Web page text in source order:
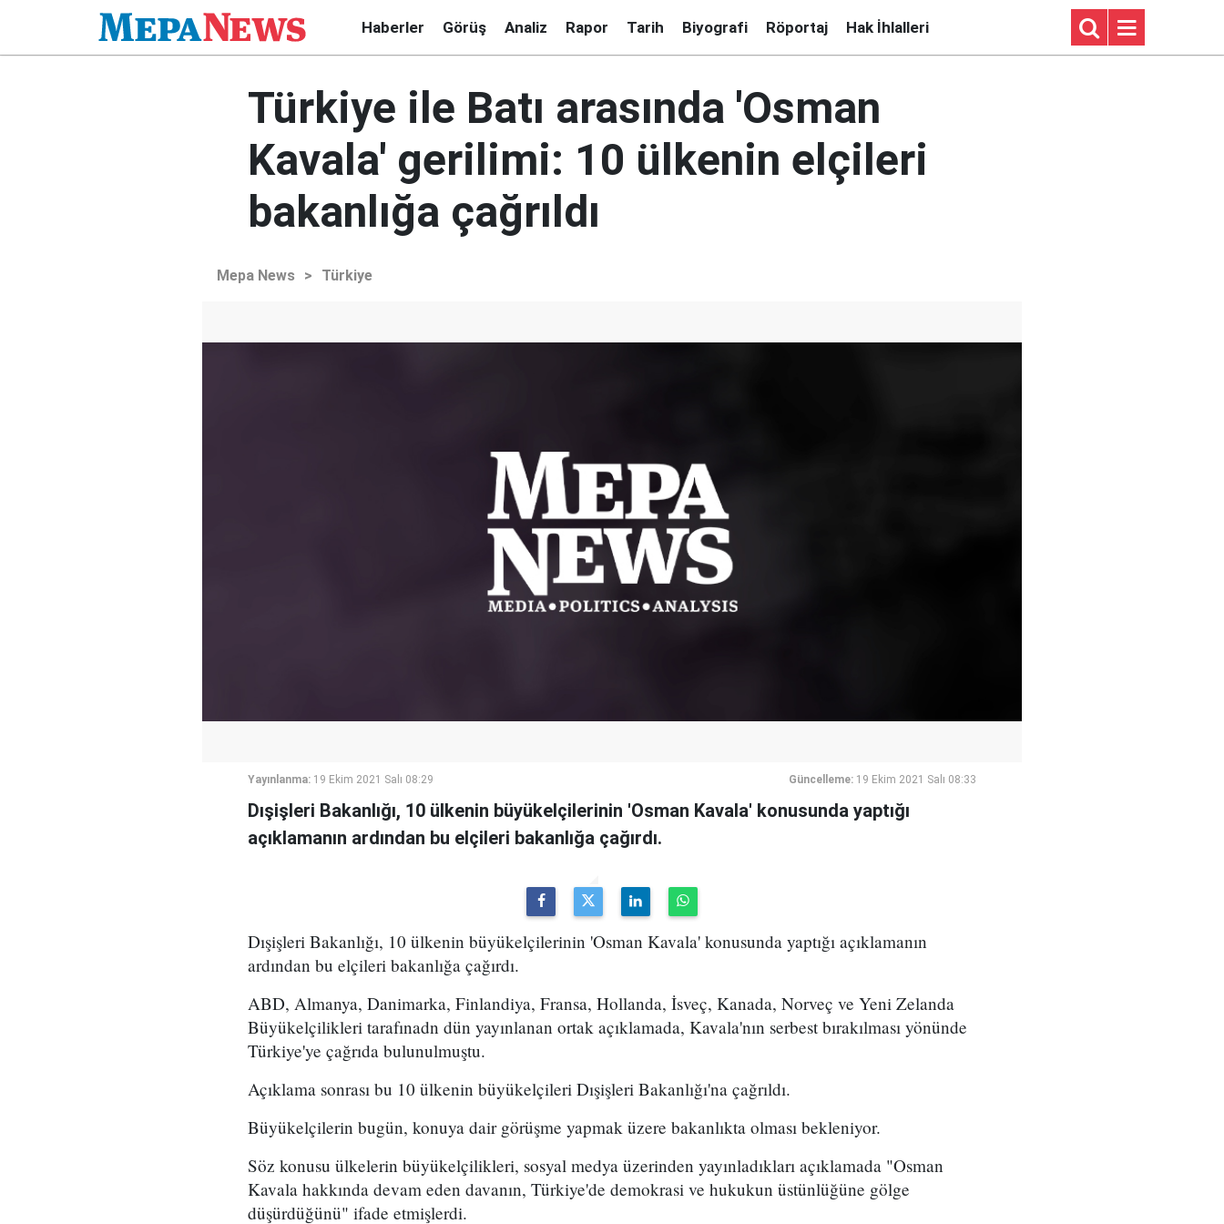
Haberler Görüş Analiz Rapor Tarih Biyografi Röportaj Hak İhlalleri
Türkiye ile Batı arasında 'Osman
Kavala' gerilimi: 10 ülkenin elçileri
bakanlığa çağrıldı
Mepa News > Türkiye
Yayınlanma: 19 Ekim 2021 Salı 08:29 Güncelleme: 19 Ekim 2021 Salı 08:33
Dışişleri Bakanlığı, 10 ülkenin büyükelçilerinin 'Osman Kavala' konusunda yaptığı
açıklamanın ardından bu elçileri bakanlığa çağırdı.
Dışişleri Bakanlığı, 10 ülkenin büyükelçilerinin 'Osman Kavala' konusunda yaptığı açıklamanın
ardından bu elçileri bakanlığa çağırdı.
ABD, Almanya, Danimarka, Finlandiya, Fransa, Hollanda, İsveç, Kanada, Norveç ve Yeni Zelanda
Büyükelçilikleri tarafınadn dün yayınlanan ortak açıklamada, Kavala'nın serbest bırakılması yönünde
Türkiye'ye çağrıda bulunulmuştu.
Açıklama sonrası bu 10 ülkenin büyükelçileri Dışişleri Bakanlığı'na çağrıldı.
Büyükelçilerin bugün, konuya dair görüşme yapmak üzere bakanlıkta olması bekleniyor.
Söz konusu ülkelerin büyükelçilikleri, sosyal medya üzerinden yayınladıkları açıklamada "Osman
Kavala hakkında devam eden davanın, Türkiye'de demokrasi ve hukukun üstünlüğüne gölge
düşürdüğünü" ifade etmişlerdi.